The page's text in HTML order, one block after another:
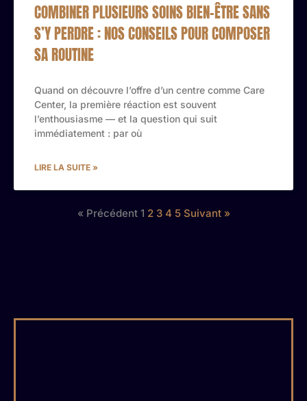
COMBINER PLUSIEURS SOINS BIEN-ÊTRE SANS
S’Y PERDRE : NOS CONSEILS POUR COMPOSER
SA ROUTINE
Quand on découvre l’offre d’un centre comme Care
Center, la première réaction est souvent
l’enthousiasme — et la question qui suit
immédiatement : par où
LIRE LA SUITE »
« Précédent 1 2 3 4 5 Suivant »